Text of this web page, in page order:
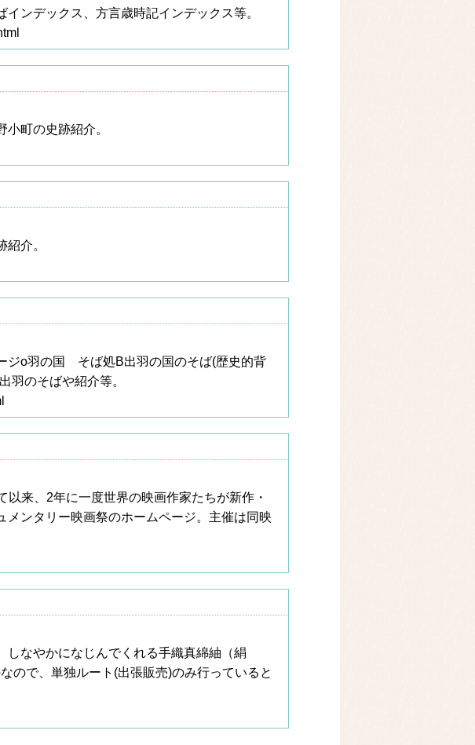
ンデックス、方言歳時記インデックス等。
町の史跡紹介。
介。
ジo羽の国 そば処B出羽の国のそば(歴史的背
羽のそばや紹介等。
来、2年に一度世界の映画作家たちが新作・
メンタリー映画祭のホームページ。主催は同映
なやかになじんでくれる手織真綿紬（絹
ので、単独ルート(出張販売)のみ行っていると